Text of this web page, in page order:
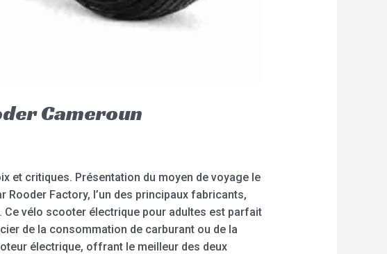
Cameroun
et critiques. Présentation du moyen de voyage le
Factory, l’un des principaux fabricants,
vélo scooter électrique pour adultes est parfait
de la consommation de carburant ou de la
électrique, offrant le meilleur des deux